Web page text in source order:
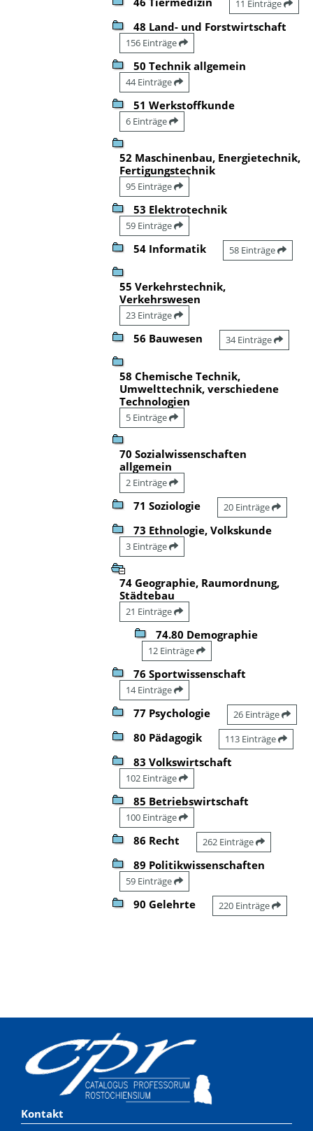
11 Einträge
48 Land- und Forstwirtschaft
156 Einträge
50 Technik allgemein
44 Einträge
51 Werkstoffkunde
6 Einträge
52 Maschinenbau, Energietechnik,
Fertigungstechnik
95 Einträge
53 Elektrotechnik
59 Einträge
54 Informatik 58 Einträge
55 Verkehrstechnik,
Verkehrswesen
23 Einträge
56 Bauwesen 34 Einträge
58 Chemische Technik,
Umwelttechnik, verschiedene
Technologien
5 Einträge
70 Sozialwissenschaften
allgemein
2 Einträge
71 Soziologie 20 Einträge
73 Ethnologie, Volkskunde
3 Einträge
74 Geographie, Raumordnung,
Städtebau
21 Einträge
74.80 Demographie
12 Einträge
76 Sportwissenschaft
14 Einträge
77 Psychologie 26 Einträge
80 Pädagogik 113 Einträge
83 Volkswirtschaft
102 Einträge
85 Betriebswirtschaft
100 Einträge
86 Recht 262 Einträge
89 Politikwissenschaften
59 Einträge
90 Gelehrte 220 Einträge
Kontakt